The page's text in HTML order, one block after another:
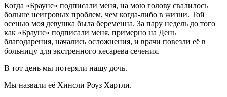
Когда «Браунс» подписали меня, на мою голову свалилось
больше неигровых проблем, чем когда-либо в жизни. Той
осенью моя девушка была беременна. За пару недель до того
как «Браунс» подписали меня, примерно на День
благодарения, начались осложнения, и врачи повезли её в
больницу для экстренного кесарева сечения.
В тот день мы потеряли нашу дочь.
Мы назвали её Хинсли Роуз Хартли.